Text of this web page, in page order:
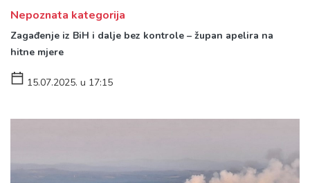
Nepoznata kategorija
Zagađenje iz BiH i dalje bez kontrole – župan apelira na
hitne mjere
15.07.2025. u 17:15